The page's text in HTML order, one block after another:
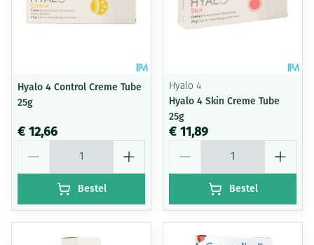
Hyalo 4 Control Creme Tube
25g
€ 12,66
Bestel
Hyalo 4
Hyalo 4 Skin Creme Tube
25g
€ 11,89
Bestel